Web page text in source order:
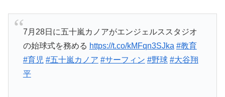
7月28日に五十嵐カノアがエンジェルススタジオ
の始球式を務める https://t.co/kMFqn3SJka #教育
#育児 #五十嵐カノア #サーフィン #野球 #大谷翔
平